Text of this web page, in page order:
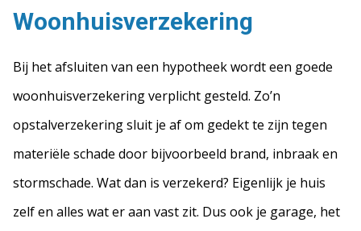
Woonhuisverzekering
Bij het afsluiten van een hypotheek wordt een goede
woonhuisverzekering verplicht gesteld. Zo’n
opstalverzekering sluit je af om gedekt te zijn tegen
materiële schade door bijvoorbeeld brand, inbraak en
stormschade. Wat dan is verzekerd? Eigenlijk je huis
zelf en alles wat er aan vast zit. Dus ook je garage, het